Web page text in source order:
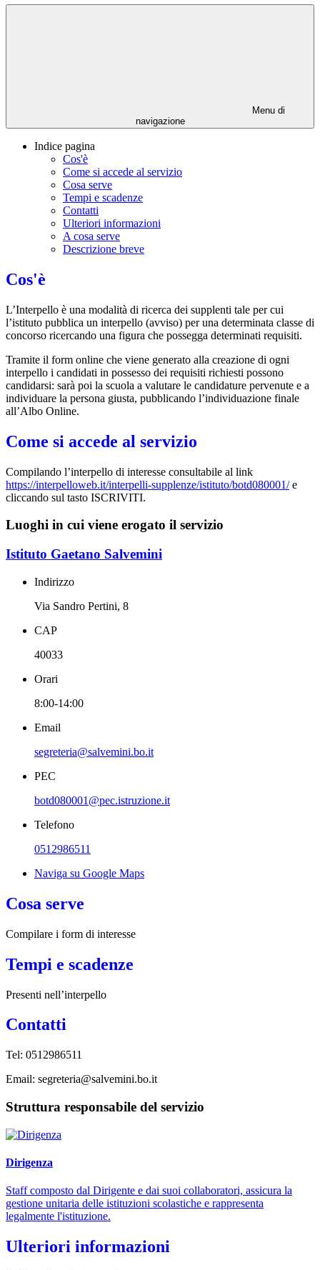
Menu di
navigazione
Indice pagina
Cos'è
Come si accede al servizio
Cosa serve
Tempi e scadenze
Contatti
Ulteriori informazioni
A cosa serve
Descrizione breve
Cos'è
L’Interpello è una modalità di ricerca dei supplenti tale per cui
l’istituto pubblica un interpello (avviso) per una determinata classe di
concorso ricercando una figura che possegga determinati requisiti.
Tramite il form online che viene generato alla creazione di ogni
interpello i candidati in possesso dei requisiti richiesti possono
candidarsi: sarà poi la scuola a valutare le candidature pervenute e a
individuare la persona giusta, pubblicando l’individuazione finale
all’Albo Online.
Come si accede al servizio
Compilando l’interpello di interesse consultabile al link
https://interpelloweb.it/interpelli-supplenze/istituto/botd080001/e
cliccando sul tasto ISCRIVITI.
Luoghi in cui viene erogato il servizio
Istituto Gaetano Salvemini
Indirizzo
Via Sandro Pertini, 8
CAP
40033
Orari
8:00-14:00
Email
segreteria@salvemini.bo.it
PEC
botd080001@pec.istruzione.it
Telefono
0512986511
Naviga su Google Maps
Cosa serve
Compilare i form di interesse
Tempi e scadenze
Presenti nell’interpello
Contatti
Tel: 0512986511
Email: segreteria@salvemini.bo.it
Struttura responsabile del servizio
Dirigenza
Staff composto dal Dirigente e dai suoi collaboratori, assicura la
gestione unitaria delle istituzioni scolastiche e rappresenta
legalmente l'istituzione.
Ulteriori informazioni